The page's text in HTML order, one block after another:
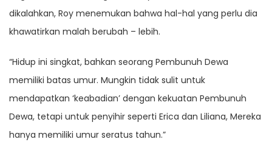
dikalahkan, Roy menemukan bahwa hal-hal yang perlu dia
khawatirkan malah berubah – lebih.
“Hidup ini singkat, bahkan seorang Pembunuh Dewa
memiliki batas umur. Mungkin tidak sulit untuk
mendapatkan ‘keabadian’ dengan kekuatan Pembunuh
Dewa, tetapi untuk penyihir seperti Erica dan Liliana, Mereka
hanya memiliki umur seratus tahun.”